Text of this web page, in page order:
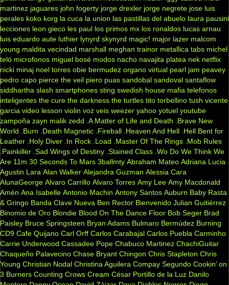
martinez jaguares john fogerty jorge drexler jorge negrete jose luis
perales koko korg la cuca la union las pastillas del abuelo laura pausini
lecciones leon gieco les paul los primos mx los ronaldos lucas arnau
luis eduardo aute luthier lynyrd skynyrd magic! major lazer malcom
young maldita vecindad marshall meghan trainor metallica tabs michel
teló microfonos miguel bosé modos nacho navajita platea nek netflix
nicki minaj noel torres obie bermudez organo virtual pearl jam peavey
pedro capo pierce the veil piero puas sandobal sandoval santaflow
siddhartha slash smartphones sting swedish house mafia telefonos
inteligentes the cure the darkness the turtles tito torbellino tush vicente
garcia video lesson violin voz veis weezer yahoo yotuel youtube
zampoña zayn malik zedd .A Matter of Life and Death
.Brave New
World
.Burn .Death Magnetic .Fireball .Heaven And Hell .Hell Bent for
Leather .Holy Diver .In Rock .Load .Master Of The Rings .Mob Rules
.Painkiller .Sad Wings of Destiny .Stained Class .Wo Do We Think We
Are 11m 30 Seconds To Mars 3ballmty Abraham Mateo Adriana Lucia
Agustin Lara Alan Walker Alejandra Guzman Alessia Cara
AlunaGeorge Alvaro Carrillo Alvaro Torres Amy Lee Amy Macdonald
Amén Ana Isabelle Antonio Machin Antony Santos Auburn Baby Rasta
& Gringo Banda Clave Nueva Ben Rector Bienvenido Julian Guitiérrez
Binomio de Oro Blondie Blood On The Dance Floor Bob Seger Brad
Paisley Bruce Springsteen Bryan Adams Bulmaro Bermúdez Burning
CD9 Cafe Quijano Carl Orff Carlos Carabajal Carlos Puebla Carminho
Carrie Underwood Cassadee Pope Chabuco Martinez ChachiGuitar
Chaqueño Palavecino Chase Bryant Chingon Chris Stapleton Chris
Young Christian Nodal Christina Aguilera Compay Segundo Cookin’ on
3 Burners Counting Crows Cream César Portillo de la Luz Danilo